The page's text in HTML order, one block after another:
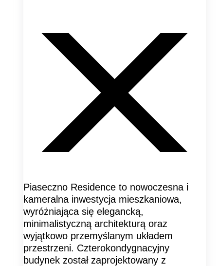
Piaseczno Residence to nowoczesna i
kameralna inwestycja mieszkaniowa,
wyróżniająca się elegancką,
minimalistyczną architekturą oraz
wyjątkowo przemyślanym układem
przestrzeni. Czterokondygnacyjny
budynek został zaprojektowany z